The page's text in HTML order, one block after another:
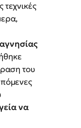
του
να